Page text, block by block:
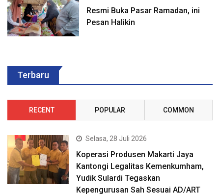
Resmi Buka Pasar Ramadan, ini
Pesan Halikin
Terbaru
RECENT POPULAR COMMON
Selasa, 28 Juli 2026
Koperasi Produsen Makarti Jaya
Kantongi Legalitas Kemenkumham,
Yudik Sulardi Tegaskan
Kepengurusan Sah Sesuai AD/ART